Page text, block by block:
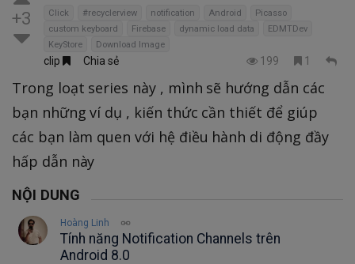
+3 Click #recyclerview notification Android
Picasso
custom keyboard
Firebase dynamic load data
EDMTDev
KeyStore
Download Image
clip Chia sẻ 199 1
Trong loạt series này , mình sẽ hướng dẫn các
bạn những ví dụ , kiến thức cần thiết để giúp
các bạn làm quen với hệ điều hành di động đầy
hấp dẫn này
NỘI DUNG
Hoàng Linh
Tính năng Notification Channels trên
Android 8.0